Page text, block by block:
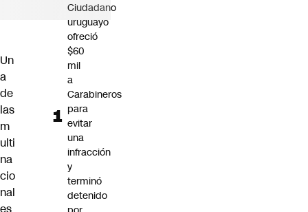
Un
a
de
las
m
ulti
na
cio
nal
es
Ciudadano
uruguayo
ofreció
$60
mil
a
Carabineros
para
evitar
una
infracción
y
terminó
detenido